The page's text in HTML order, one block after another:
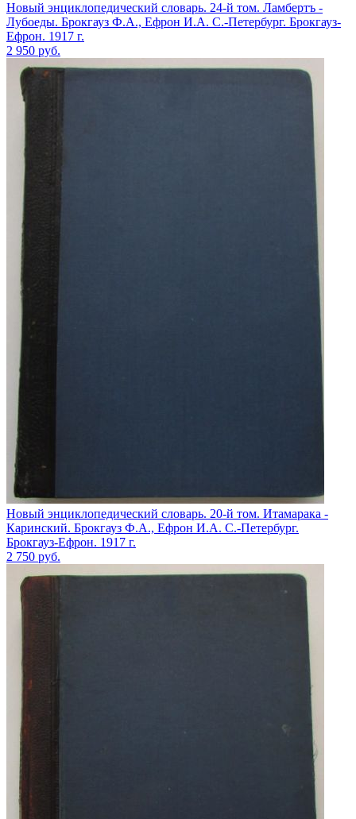
Новый энциклопедический словарь. 24-й том. Ламбертъ -
Лубоеды. Брокгауз Ф.А., Ефрон И.А. С.-Петербург. Брокгауз-
Ефрон. 1917 г.
2 950 руб.
Новый энциклопедический словарь. 20-й том. Итамарака -
Каринский. Брокгауз Ф.А., Ефрон И.А. С.-Петербург.
Брокгауз-Ефрон. 1917 г.
2 750 руб.